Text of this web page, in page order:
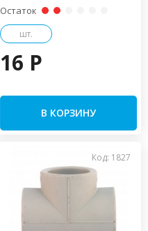
Остаток
шт.
16 P
В КОРЗИНУ
Код: 1827